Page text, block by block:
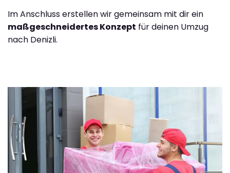
Im Anschluss erstellen wir gemeinsam mit dir ein
maßgeschneidertes Konzept für deinen Umzug
nach Denizli.